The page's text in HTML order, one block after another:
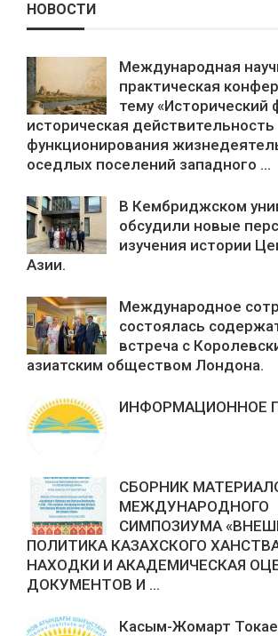
НОВОСТИ
Международная
практическая
тему «Исторический
историческая действительность
функционирования
оседлых поселений западного ...
В Кембриджском
обсудили новые
изучения истории
Азии.
Международное
состоялась
встреча с
азиатским обществом Лондона.
ИНФОРМАЦИОННОЕ
СБОРНИК
МЕЖДУНАРОДНОГО
СИМПОЗИУМА
ПОЛИТИКА КАЗАХСКОГО
НАХОДКИ И АКАДЕМИЧЕСКАЯ
ДОКУМЕНТОВ И ...
Касым-Жомарт